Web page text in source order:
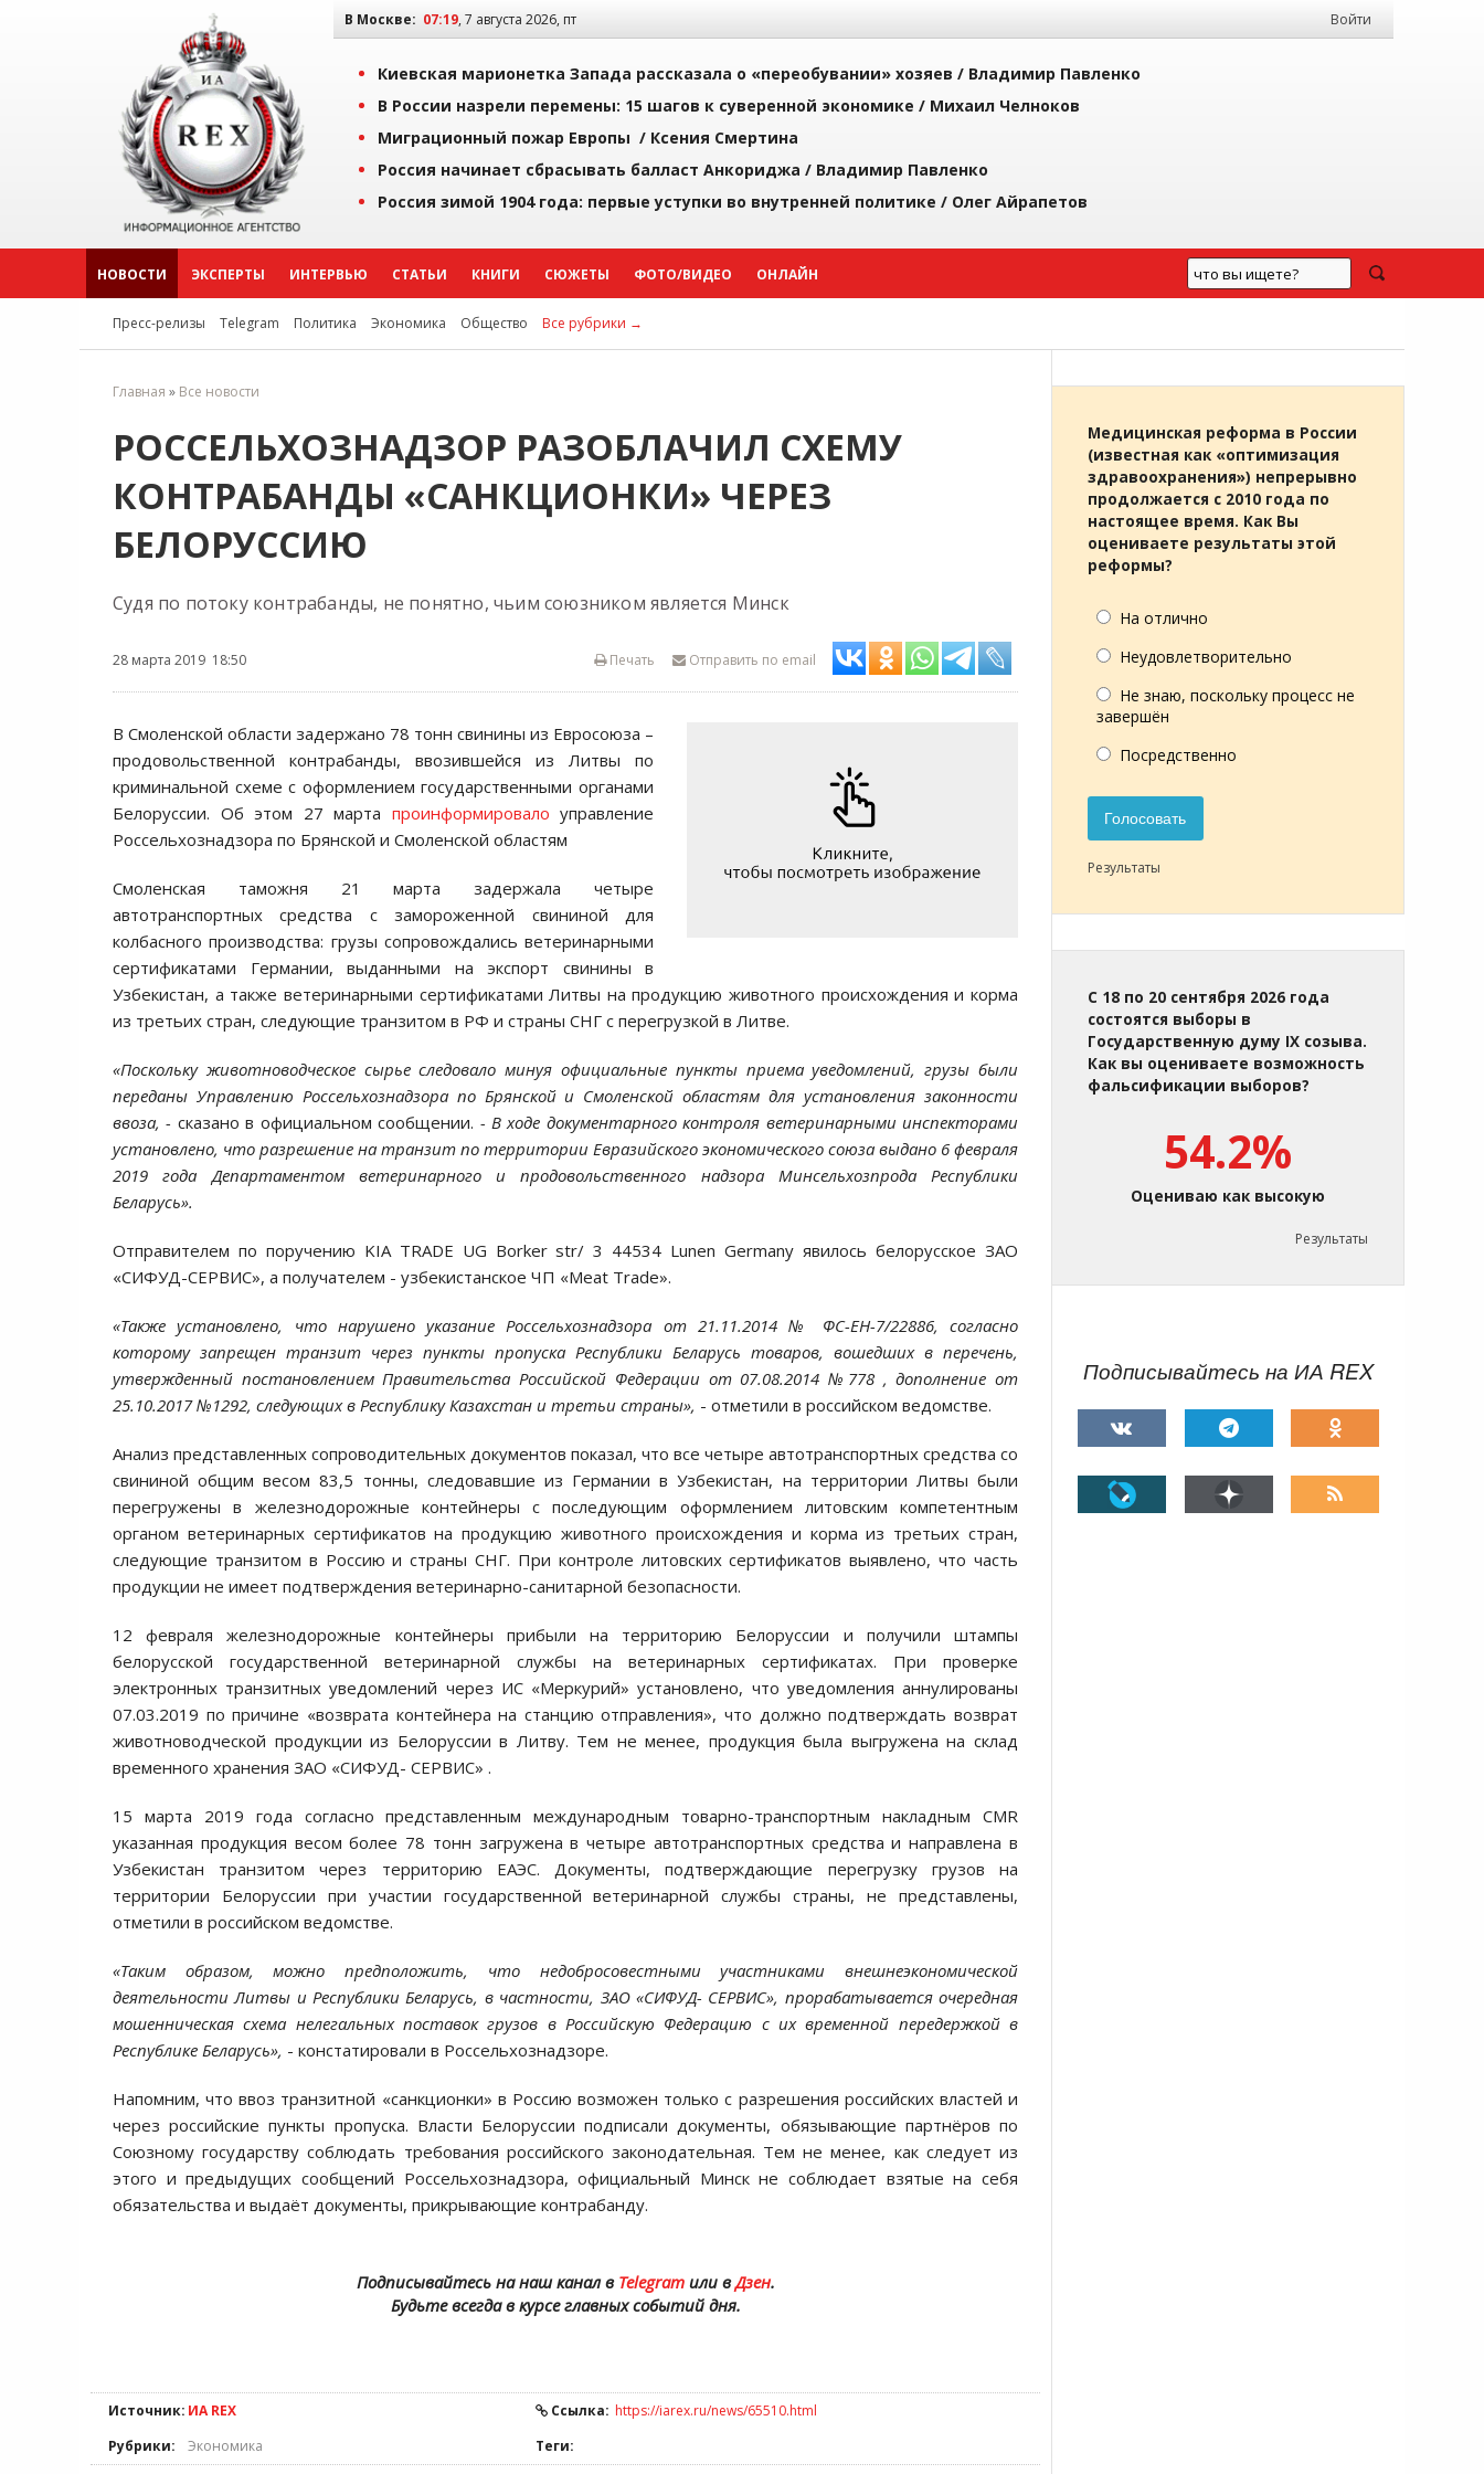
В Москве: 07:19, 7 августа 2026, пт Войти
Киевская марионетка Запада рассказала о «переобувании» хозяев / Владимир Павленко
В России назрели перемены: 15 шагов к суверенной экономике / Михаил Челноков
Миграционный пожар Европы / Ксения Смертина
Россия начинает сбрасывать балласт Анкориджа / Владимир Павленко
Россия зимой 1904 года: первые уступки во внутренней политике / Олег Айрапетов
НОВОСТИ ЭКСПЕРТЫ ИНТЕРВЬЮ СТАТЬИ КНИГИ СЮЖЕТЫ ФОТО/ВИДЕО ОНЛАЙН
Пресс-релизы Telegram Политика Экономика Общество Все рубрики →
Главная » Все новости
РОССЕЛЬХОЗНАДЗОР РАЗОБЛАЧИЛ СХЕМУ
КОНТРАБАНДЫ «САНКЦИОНКИ» ЧЕРЕЗ
БЕЛОРУССИЮ
Судя по потоку контрабанды, не понятно, чьим союзником является Минск
28 марта 2019 18:50 Отправить по email
Печать
В Смоленской области задержано 78 тонн свинины из Евросоюза –
продовольственной контрабанды, ввозившейся из Литвы по
криминальной схеме с оформлением государственными органами
Белоруссии. Об этом 27 марта проинформировало управление
Россельхознадзора по Брянской и Смоленской областям
Смоленская таможня 21 марта задержала четыре
автотранспортных средства с замороженной свининой для
колбасного производства: грузы сопровождались ветеринарными
сертификатами Германии, выданными на экспорт свинины в
Узбекистан, а также ветеринарными сертификатами Литвы на продукцию животного происхождения и корма
из третьих стран, следующие транзитом в РФ и страны СНГ с перегрузкой в Литве.
«Поскольку животноводческое сырье следовало минуя официальные пункты приема уведомлений, грузы были
переданы Управлению Россельхознадзора по Брянской и Смоленской областям для установления законности
ввоза, - сказано в официальном сообщении. - В ходе документарного контроля ветеринарными инспекторами
установлено, что разрешение на транзит по территории Евразийского экономического союза выдано 6 февраля
2019 года Департаментом ветеринарного и продовольственного надзора Минсельхозпрода Республики
Беларусь».
Отправителем по поручению KIA TRADE UG Borker str/ 3 44534 Lunen Germany явилось белорусское ЗАО
«СИФУД-СЕРВИС», а получателем - узбекистанское ЧП «Meat Trade».
«Также установлено, что нарушено указание Россельхознадзора от 21.11.2014 № ФС-ЕН-7/22886, согласно
которому запрещен транзит через пункты пропуска Республики Беларусь товаров, вошедших в перечень,
утвержденный постановлением Правительства Российской Федерации от 07.08.2014 №778 , дополнение от
25.10.2017 №1292, следующих в Республику Казахстан и третьи страны», - отметили в российском ведомстве.
Анализ представленных сопроводительных документов показал, что все четыре автотранспортных средства со
свининой общим весом 83,5 тонны, следовавшие из Германии в Узбекистан, на территории Литвы были
перегружены в железнодорожные контейнеры с последующим оформлением литовским компетентным
органом ветеринарных сертификатов на продукцию животного происхождения и корма из третьих стран,
следующие транзитом в Россию и страны СНГ. При контроле литовских сертификатов выявлено, что часть
продукции не имеет подтверждения ветеринарно-санитарной безопасности.
12 февраля железнодорожные контейнеры прибыли на территорию Белоруссии и получили штампы
белорусской государственной ветеринарной службы на ветеринарных сертификатах. При проверке
электронных транзитных уведомлений через ИС «Меркурий» установлено, что уведомления аннулированы
07.03.2019 по причине «возврата контейнера на станцию отправления», что должно подтверждать возврат
животноводческой продукции из Белоруссии в Литву. Тем не менее, продукция была выгружена на склад
временного хранения ЗАО «СИФУД- СЕРВИС» .
15 марта 2019 года согласно представленным международным товарно-транспортным накладным СМR
указанная продукция весом более 78 тонн загружена в четыре автотранспортных средства и направлена в
Узбекистан транзитом через территорию ЕАЭС. Документы, подтверждающие перегрузку грузов на
территории Белоруссии при участии государственной ветеринарной службы страны, не представлены,
отметили в российском ведомстве.
«Таким образом, можно предположить, что недобросовестными участниками внешнеэкономической
деятельности Литвы и Республики Беларусь, в частности, ЗАО «СИФУД- СЕРВИС», прорабатывается очередная
мошенническая схема нелегальных поставок грузов в Российскую Федерацию с их временной передержкой в
Республике Беларусь», - констатировали в Россельхознадзоре.
Напомним, что ввоз транзитной «санкционки» в Россию возможен только с разрешения российских властей и
через российские пункты пропуска. Власти Белоруссии подписали документы, обязывающие партнёров по
Союзному государству соблюдать требования российского законодательная. Тем не менее, как следует из
этого и предыдущих сообщений Россельхознадзора, официальный Минск не соблюдает взятые на себя
обязательства и выдаёт документы, прикрывающие контрабанду.
Подписывайтесь на наш канал в Telegramили вДзен.
Будьте всегда в курсе главных событий дня.
Источник: ИА REX Ссылка: https://iarex.ru/news/65510.html
Рубрики:
Экономика Теги:
Медицинская реформа в России
(известная как «оптимизация
здравоохранения») непрерывно
продолжается с 2010 года по
настоящее время. Как Вы
оцениваете результаты этой
реформы?
На отлично
Неудовлетворительно
Не знаю, поскольку процесс не
завершён
Посредственно
Голосовать
Результаты
С 18 по 20 сентября 2026 года
состоятся выборы в
Государственную думу IX созыва.
Как вы оцениваете возможность
фальсификации выборов?
54.2%
Оцениваю как высокую
Результаты
Подписывайтесь на ИА REX